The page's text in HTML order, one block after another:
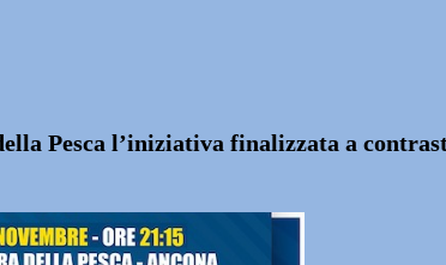
Pesca l’iniziativa finalizzata a